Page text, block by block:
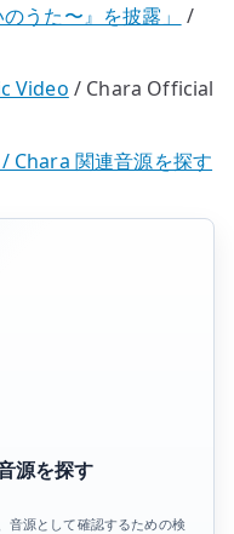
うた〜』を披露」
/
Video / Chara Official
Chara 関連音源を探す
源を探す
音源として確認するための検